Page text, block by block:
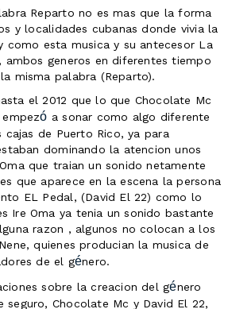
Reparto no es mas que la forma
y localidades cubanas donde vivia la
como esta musica y su antecesor La
ambos generos en diferentes tiempo
misma palabra (Reparto).
el 2012 que lo que Chocolate Mc
empezó a sonar como algo diferente
cajas de Puerto Rico, ya para
dominando la atencion unos
que traian un sonido netamente
que aparece en la escena la persona
EL Pedal, (David El 22) como lo
Ire Oma ya tenia un sonido bastante
razon , algunos no colocan a los
quienes producian la musica de
de el género.
sobre la creacion del género
seguro, Chocolate Mc y David El 22,